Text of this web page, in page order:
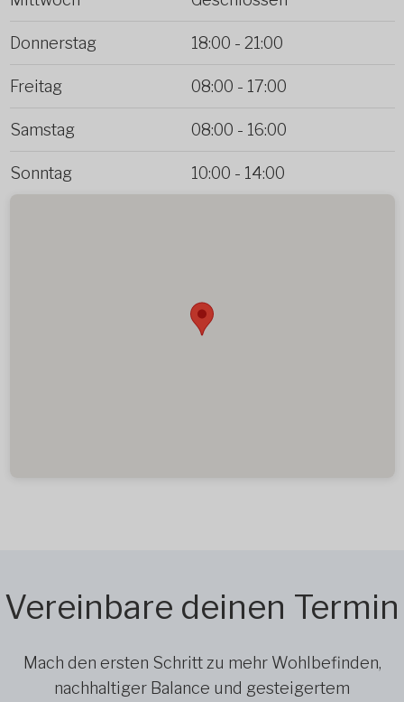
Donnerstag 18:00 - 21:00
Freitag 08:00 - 17:00
Samstag 08:00 - 16:00
Sonntag 10:00 - 14:00
Vereinbare deinen Termin
Mach den ersten Schritt zu mehr Wohlbefinden,
nachhaltiger Balance und gesteigertem